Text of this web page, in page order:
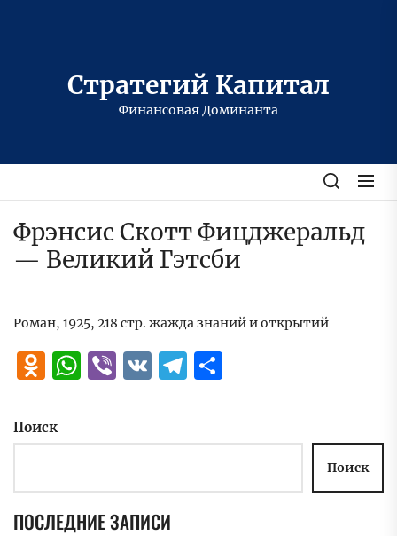
Стратегий Капитал
Финансовая Доминанта
Фрэнсис Скотт Фицджеральд
— Великий Гэтсби
Роман, 1925, 218 стр. жажда знаний и открытий
Odnoklassniki
WhatsApp
Viber
VK Telegram
Поиск
Поиск
ПОСЛЕДНИЕ ЗАПИСИ